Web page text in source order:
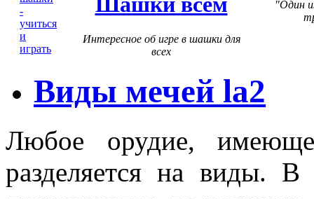
Интересное об игре в шашки для
всех
Один
Виды мечей la2
Любое орудие,
разделяется на виды.